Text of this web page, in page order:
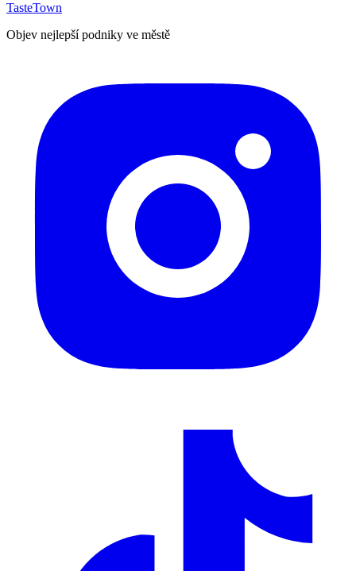
TasteTown
Objev nejlepší podniky ve městě